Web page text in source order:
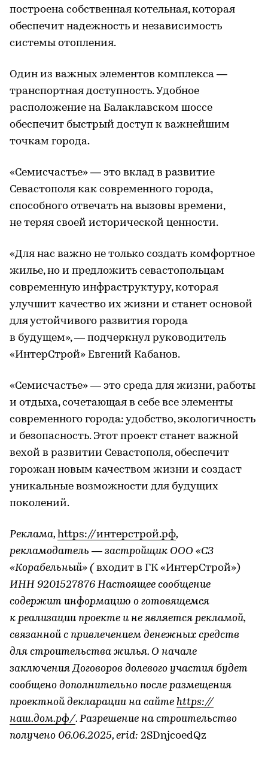
построена собственная котельная, которая
обеспечит надежность и независимость
системы отопления.
Один из важных элементов комплекса —
транспортная доступность. Удобное
расположение на Балаклавском шоссе
обеспечит быстрый доступ к важнейшим
точкам города.
«Семисчастье» — это вклад в развитие
Севастополя как современного города,
способного отвечать на вызовы времени,
не теряя своей исторической ценности.
«Для нас важно не только создать комфортное
жилье, но и предложить севастопольцам
современную инфраструктуру, которая
улучшит качество их жизни и станет основой
для устойчивого развития города
в будущем», — подчеркнул руководитель
«ИнтерСтрой» Евгений Кабанов.
«Семисчастье» — это среда для жизни, работы
и отдыха, сочетающая в себе все элементы
современного города: удобство, экологичность
и безопасность. Этот проект станет важной
вехой в развитии Севастополя, обеспечит
горожан новым качеством жизни и создаст
уникальные возможности для будущих
поколений.
Реклама, https://интерстрой.рф,
рекламодатель — застройщик ООО «СЗ
«Корабельный» ( входит в ГК «ИнтерСтрой»)
ИНН 9201527876 Настоящее сообщение
содержит информацию о готовящемся
к реализации проекте и не является рекламой,
связанной с привлечением денежных средств
для строительства жилья. О начале
заключения Договоров долевого участия будет
сообщено дополнительно после размещения
проектной декларации на сайте https://
наш.дом.рф/. Разрешение на строительство
получено 06.06.2025, erid: 2SDnjcoedQz